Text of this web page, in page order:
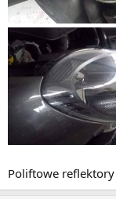
Poliftowe reflektory